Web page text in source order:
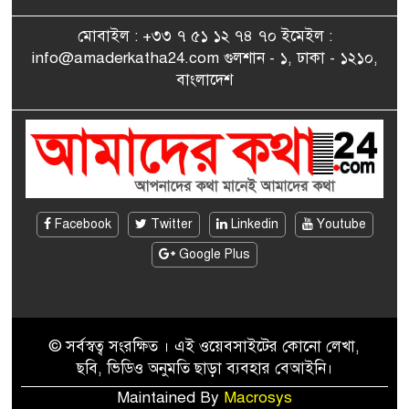
এমপি মমতাজ আলোকে
জেলা প্রবাসী এসোসিয়েশন’
বেদে সম্প্রদায় নিয়ে প্যারিসে
তথ্য-চলচ্চিত্র “ভাসমান জীবন”
মোবাইল : +৩৩ ৭ ৫১ ১২ ৭৪ ৭০ ইমেইল :
info@amaderkatha24.com গুলশান - ১, ঢাকা - ১২১০,
বাংলাদেশ
Facebook Twitter Linkedin
Youtube
Google Plus
© সর্বস্বত্ব সংরক্ষিত । এই ওয়েবসাইটের কোনো লেখা,
ছবি, ভিডিও অনুমতি ছাড়া ব্যবহার বেআইনি।
Maintained By Macrosys